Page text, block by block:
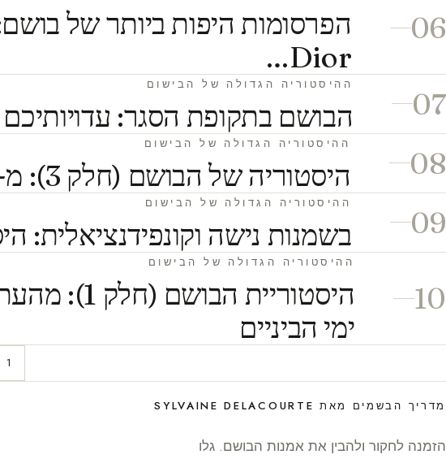
06
Dior…
07
ההיסטוריה הגדולה של הבישום
הבושם בתקופת הסגר: עדויותיכם
08
ההיסטוריה הגדולה של הבישום
היסטוריה של הבושם (חלק 3): מ-1900 ועד ימינו
09
ההיסטוריה הגדולה של הבישום
בשמנות נישה וקונפידנציאלית:
10
ההיסטוריה הגדולה של הבישום
היסטוריית
ימי הביניים
1
מדריך הבשמים מאת SYLVAINE DELACOURTE
הזמנה לחקור ולהבין את אמנות הבושם. גלו